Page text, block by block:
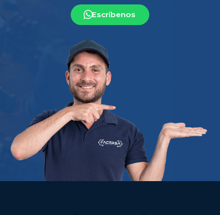
Escríbenos